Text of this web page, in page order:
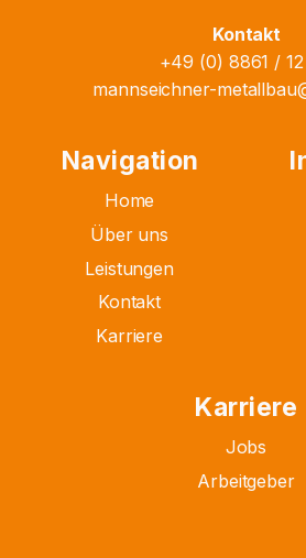
Navigation
Home
Über uns
Leistungen
Kontakt
Karriere
Karriere
Jobs
Arbeitgeber
Kontakt
+49 (0) 8861 /
mannseichner-